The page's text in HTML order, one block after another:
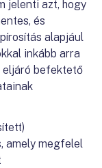
jelenti azt, hogy
és
alapjául
inkább arra
eljáró befektető
amely megfelel